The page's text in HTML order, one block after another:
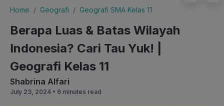
Home Geografi Geografi SMA Kelas 11
Berapa Luas & Batas Wilayah
Indonesia? Cari Tau Yuk! |
Geografi Kelas 11
Shabrina Alfari
July 23, 2024 • 6 minutes read